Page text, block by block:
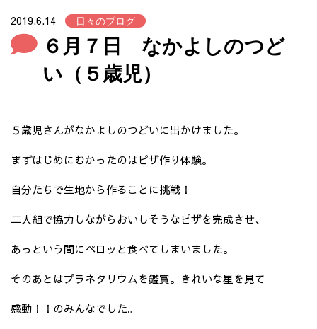
2019.6.14 日々のブログ
６月７日 なかよしのつど
い（５歳児）
５歳児さんがなかよしのつどいに出かけました。
まずはじめにむかったのはピザ作り体験。
自分たちで生地から作ることに挑戦！
二人組で協力しながらおいしそうなピザを完成させ、
あっという間にペロッと食べてしまいました。
そのあとはプラネタリウムを鑑賞。きれいな星を見て
感動！！のみんなでした。